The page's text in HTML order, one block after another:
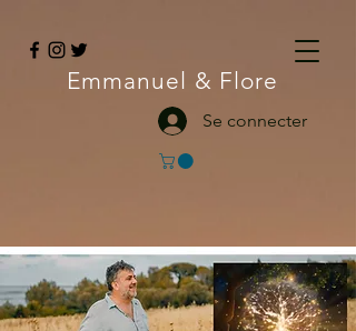
Emmanuel & Flore
Se connecter